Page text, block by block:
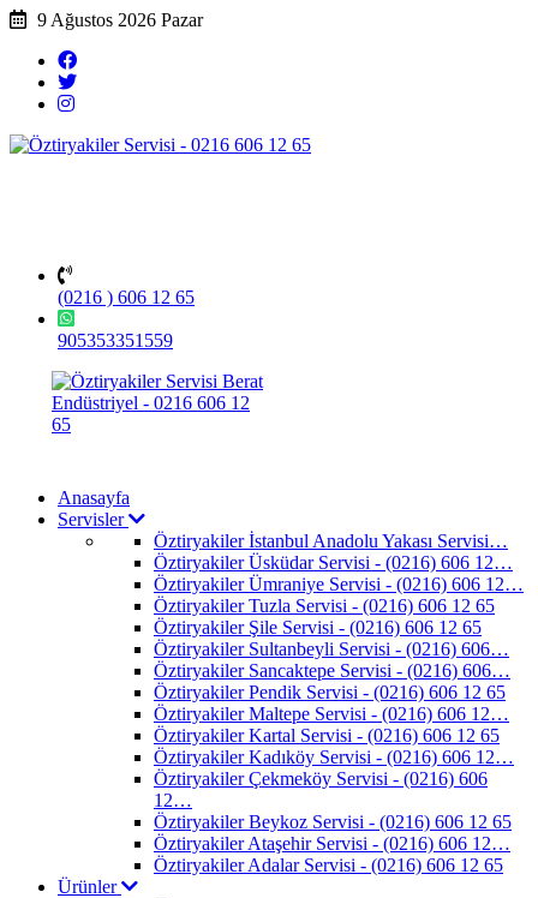
9 Ağustos 2026 Pazar
(0216 ) 606 12 65
905353351559
Anasayfa
Servisler
Öztiryakiler İstanbul Anadolu Yakası Servisi…
Öztiryakiler Üsküdar Servisi - (0216) 606 12…
Öztiryakiler Ümraniye Servisi - (0216) 606 12…
Öztiryakiler Tuzla Servisi - (0216) 606 12 65
Öztiryakiler Şile Servisi - (0216) 606 12 65
Öztiryakiler Sultanbeyli Servisi - (0216) 606…
Öztiryakiler Sancaktepe Servisi - (0216) 606…
Öztiryakiler Pendik Servisi - (0216) 606 12 65
Öztiryakiler Maltepe Servisi - (0216) 606 12…
Öztiryakiler Kartal Servisi - (0216) 606 12 65
Öztiryakiler Kadıköy Servisi - (0216) 606 12…
Öztiryakiler Çekmeköy Servisi - (0216) 606
12…
Öztiryakiler Beykoz Servisi - (0216) 606 12 65
Öztiryakiler Ataşehir Servisi - (0216) 606 12…
Öztiryakiler Adalar Servisi - (0216) 606 12 65
Ürünler